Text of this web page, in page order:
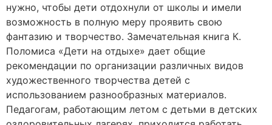
нужно, чтобы дети отдохнули от школы и имели
возможность в полную меру проявить свою
фантазию и творчество. Замечательная книга К.
Поломиса «Дети на отдыхе» дает общие
рекомендации по организации различных видов
художественного творчества детей с
использованием разнообразных материалов.
Педагогам, работающим летом с детьми в детских